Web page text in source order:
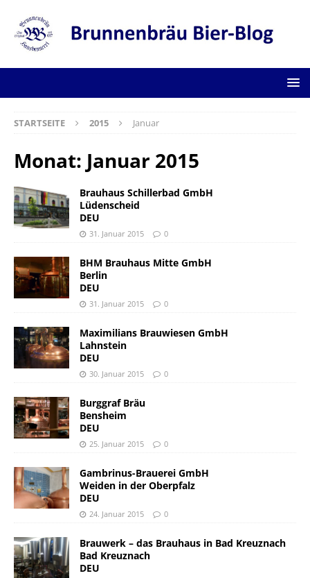
STARTSEITE 2015 Januar
Monat: Januar 2015
Brauhaus Schillerbad GmbH
Lüdenscheid
DEU
31. Januar 2015 0
BHM Brauhaus Mitte GmbH
Berlin
DEU
31. Januar 2015 0
Maximilians Brauwiesen GmbH
Lahnstein
DEU
30. Januar 2015 0
Burggraf Bräu
Bensheim
DEU
25. Januar 2015 0
Gambrinus-Brauerei GmbH
Weiden in der Oberpfalz
DEU
24. Januar 2015 0
Brauwerk – das Brauhaus in Bad Kreuznach
Bad Kreuznach
DEU